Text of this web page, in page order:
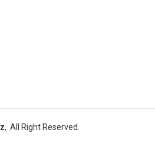
, All Right Reserved.